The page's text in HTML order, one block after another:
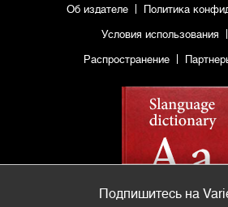
Об издателе Политика
Условия использования
Распространение
Подпишитесь на